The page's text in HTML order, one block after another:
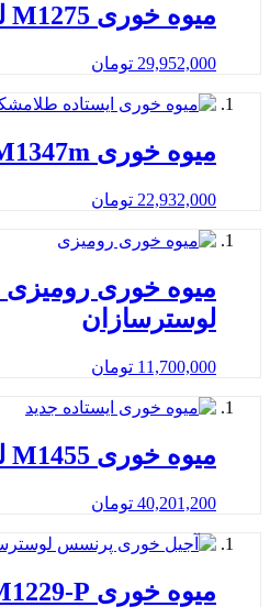
میوه خوری M1275 لوسترسازان
29,952,000 تومان
میوه خوری M1347m لوسترسازان
22,932,000 تومان
لوسترسازان
11,700,000 تومان
میوه خوری M1455 لوسترسازان
40,201,200 تومان
میوه خوری M1229-P لوسترسازان